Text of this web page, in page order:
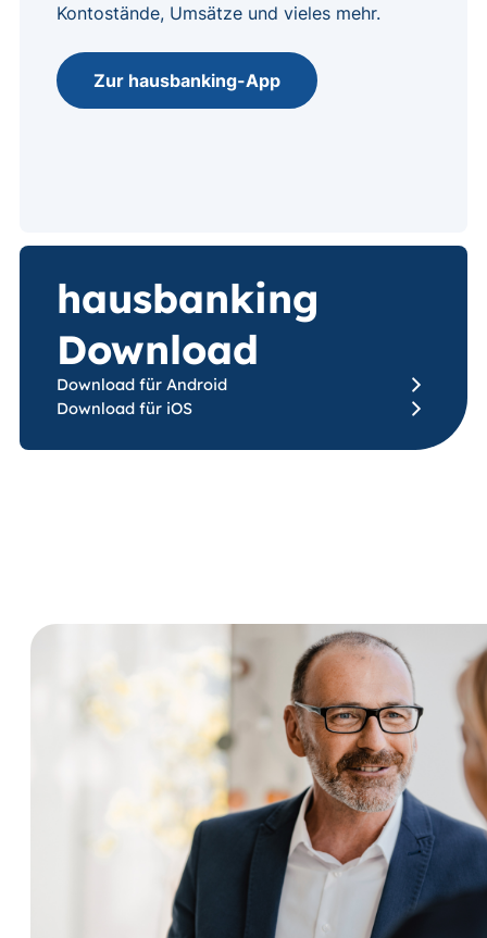
Kontostände, Umsätze und vieles mehr.
Zur hausbanking-App
hausbanking
Download
Download für Android
Download für iOS